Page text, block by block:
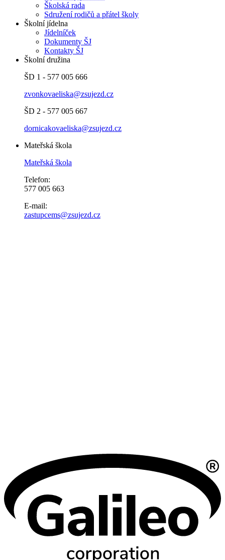
Školská rada
Sdružení rodičů a přátel školy
Školní jídelna
Jídelníček
Dokumenty ŠJ
Kontakty ŠJ
Školní družina
ŠD 1 - 577 005 666
zvonkovaeliska@zsujezd.cz
ŠD 2 - 577 005 667
dornicakovaeliska@zsujezd.cz
Mateřská škola
Mateřská škola
Telefon:
577 005 663
E-mail:
zastupcems@zsujezd.cz